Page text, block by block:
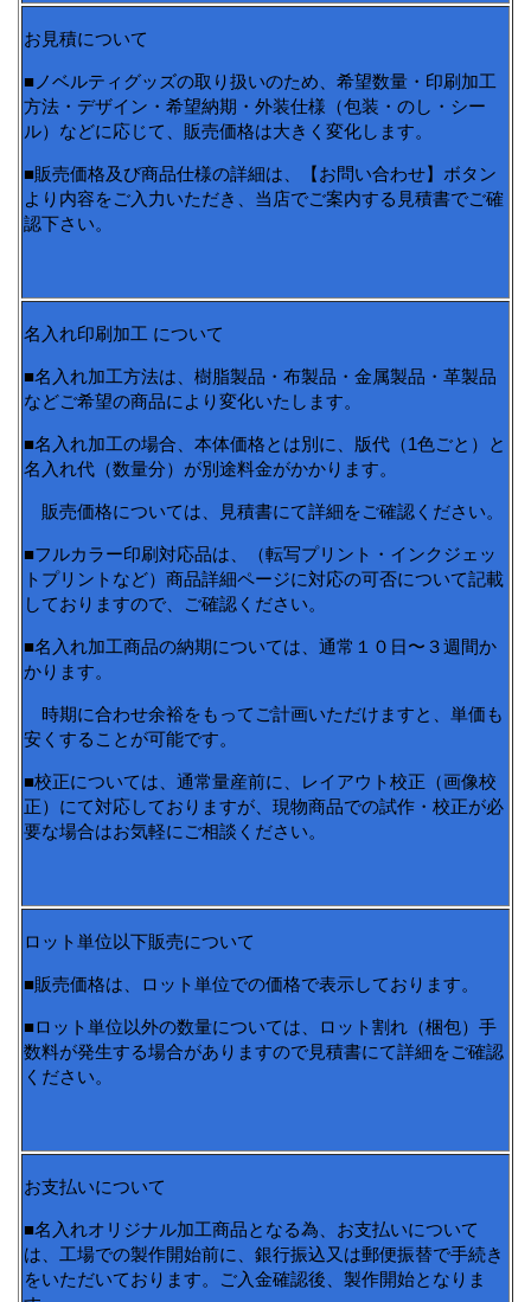
お見積について
■ノベルティグッズの取り扱いのため、希望数量・印刷加工
方法・デザイン・希望納期・外装仕様（包装・のし・シー
ル）などに応じて、販売価格は大きく変化します。
■販売価格及び商品仕様の詳細は、【お問い合わせ】ボタン
より内容をご入力いただき、当店でご案内する見積書でご確
認下さい。
名入れ印刷加工 について
■名入れ加工方法は、樹脂製品・布製品・金属製品・革製品
などご希望の商品により変化いたします。
■名入れ加工の場合、本体価格とは別に、版代（1色ごと）と
名入れ代（数量分）が別途料金がかかります。
販売価格については、見積書にて詳細をご確認ください。
■フルカラー印刷対応品は、（転写プリント・インクジェッ
トプリントなど）商品詳細ページに対応の可否について記載
しておりますので、ご確認ください。
■名入れ加工商品の納期については、通常１０日〜３週間か
かります。
時期に合わせ余裕をもってご計画いただけますと、単価も
安くすることが可能です。
■校正については、通常量産前に、レイアウト校正（画像校
正）にて対応しておりますが、現物商品での試作・校正が必
要な場合はお気軽にご相談ください。
ロット単位以下販売について
■販売価格は、ロット単位での価格で表示しております。
■ロット単位以外の数量については、ロット割れ（梱包）手
数料が発生する場合がありますので見積書にて詳細をご確認
ください。
お支払いについて
■名入れオリジナル加工商品となる為、お支払いについて
は、工場での製作開始前に、銀行振込又は郵便振替で手続き
をいただいております。ご入金確認後、製作開始となりま